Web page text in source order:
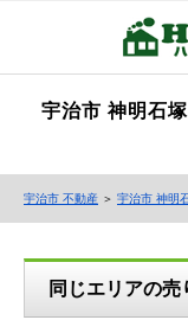
宇治市 神明石
宇治市 不動産 ＞ 宇治市 神明
同じエリアの売